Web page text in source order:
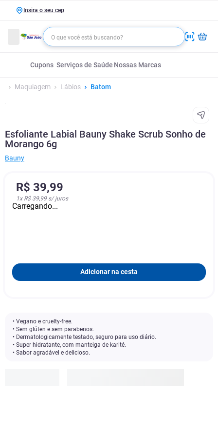
Insira o seu cep
Cupons Serviços de Saúde Nossas Marcas
Maquiagem Lábios Batom
Esfoliante Labial Bauny Shake Scrub Sonho de
Morango 6g
Bauny
R$ 39,99
1x R$ 39,99s/ juros
Carregando...
Adicionar na cesta
• Vegano e cruelty-free.
• Sem glúten e sem parabenos.
• Dermatologicamente testado, seguro para uso diário.
• Super hidratante, com manteiga de karité.
• Sabor agradável e delicioso.